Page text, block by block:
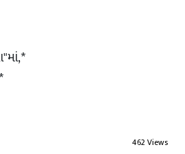
462 Views